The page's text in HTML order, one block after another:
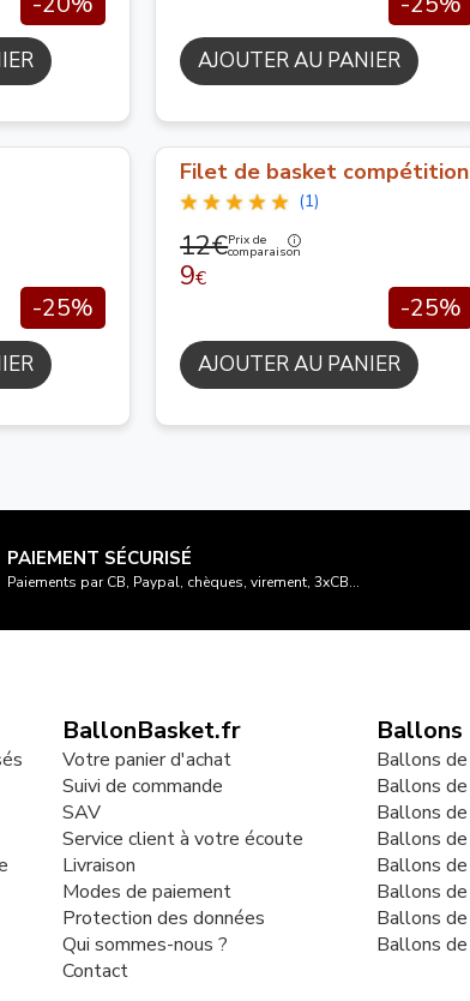
AJOUTER AU PANIER
-25%
Filet de basket compétition
(1)
12€Prix de
comparaison
9€
-25%
AJOUTER AU PANIER
PAIEMENT SÉCURISÉ
Paiements par CB, Paypal, chèques, virement, 3xCB...
BallonBasket.fr
Votre panier d'achat
Suivi de commande
SAV
Service client à votre écoute
Livraison
Modes de paiement
Protection des données
Qui sommes-nous ?
Contact
Ballons
Ballons
Ballons
Ballons
Ballons
Ballons
Ballons
Ballons
Ballons